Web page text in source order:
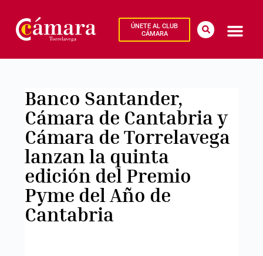
ÚNETE AL CLUB
CÁMARA
Banco Santander,
Cámara de Cantabria y
Cámara de Torrelavega
lanzan la quinta
edición del Premio
Pyme del Año de
Cantabria